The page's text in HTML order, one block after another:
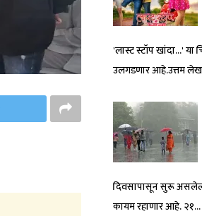
'लास्ट स्टॉप खांदा...' या
उलगडणार आहे.उत्तम
दिवसापासून सुरू
कायम रहाणार आहे. २१...